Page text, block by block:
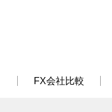
FX会社比較